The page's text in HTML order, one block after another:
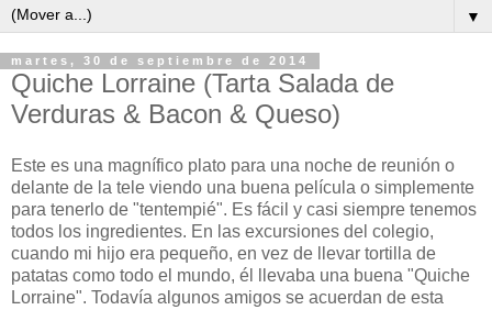
▼
martes, 30 de septiembre de 2014
Quiche Lorraine (Tarta Salada de
Verduras & Bacon & Queso)
Este es una magnífico plato para una noche de reunión o
delante de la tele viendo una buena película o simplemente
para tenerlo de "tentempié". Es fácil y casi siempre tenemos
todos los ingredientes. En las excursiones del colegio,
cuando mi hijo era pequeño, en vez de llevar tortilla de
patatas como todo el mundo, él llevaba una buena "Quiche
Lorraine". Todavía algunos amigos se acuerdan de esta